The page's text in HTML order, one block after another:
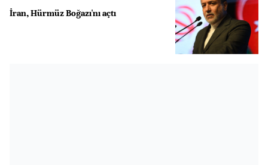
İran, Hürmüz Boğazı'nı açtı